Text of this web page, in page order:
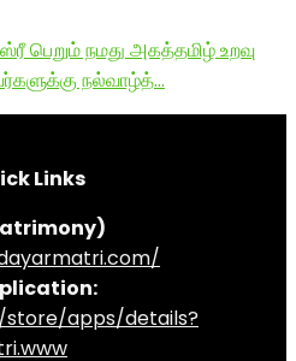
பெறும் நமது அகத்தமிழ் உறவு
நல்வாழ்த்…
Links
apps/details?